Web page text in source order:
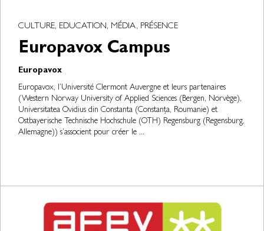
CULTURE, EDUCATION, MÉDIA, PRÉSENCE
Europavox Campus
Europavox
Europavox, l’Université Clermont Auvergne et leurs partenaires
(Western Norway University of Applied Sciences (Bergen, Norvège),
Universitatea Ovidius din Constanta (Constanța, Roumanie) et
Ostbayerische Technische Hochschule (OTH) Regensburg (Regensburg,
Allemagne)) s’associent pour créer le ...